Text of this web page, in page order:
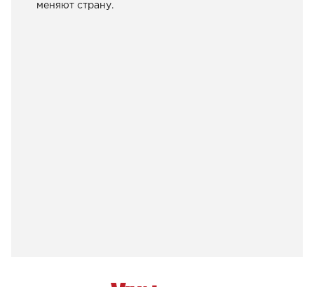
меняют страну.